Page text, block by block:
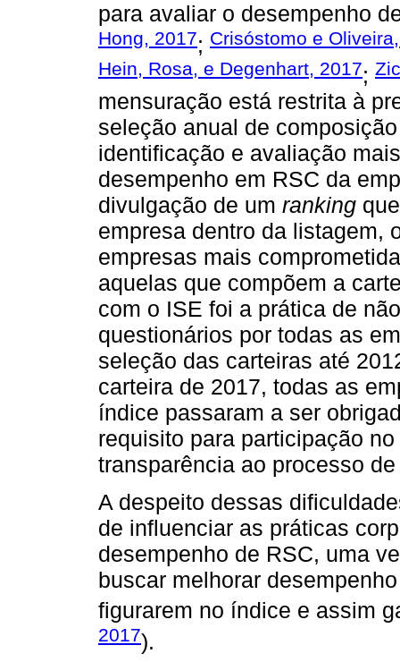
para avaliar o desempenho
Hong, 2017; Crisóstomo e
Hein, Rosa, e Degenhart, 2017;
mensuração está restrita à
seleção anual de
identificação e avaliação
desempenho em RSC da
divulgação de um ranking
empresa dentro da listagem,
empresas mais
aquelas que compõem a
com o ISE foi a prática de
questionários por todas as
seleção das carteiras até
carteira de 2017, todas as
índice passaram a ser
requisito para participação
transparência ao processo
A despeito dessas
de influenciar as práticas
desempenho de RSC, uma
buscar melhorar
figurarem no índice e assim
2017).